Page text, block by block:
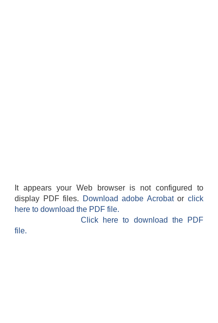
It appears your Web browser is not configured to
display PDF files.
Download adobe Acrobatorclick
here to download the PDF file.
Click here to download the PDF
file.